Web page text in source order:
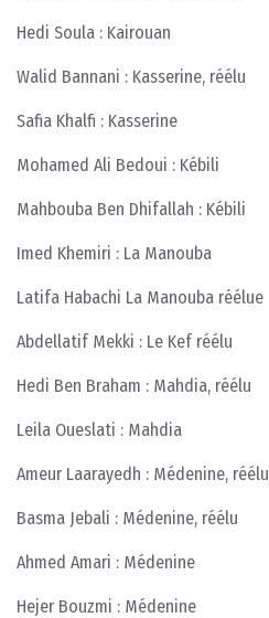
Hedi Soula : Kairouan
Walid Bannani : Kasserine, réélu
Safia Khalfi : Kasserine
Mohamed Ali Bedoui : Kébili
Mahbouba Ben Dhifallah : Kébili
Imed Khemiri : La Manouba
Latifa Habachi La Manouba réélue
Abdellatif Mekki : Le Kef réélu
Hedi Ben Braham : Mahdia, réélu
Leila Oueslati : Mahdia
Ameur Laarayedh : Médenine, réélu
Basma Jebali : Médenine, réélu
Ahmed Amari : Médenine
Hejer Bouzmi : Médenine